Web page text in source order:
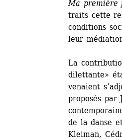
Ma première
traits cette
conditions
leur
La
dilettante»
venaient
proposés par
de la danse
Kleiman,